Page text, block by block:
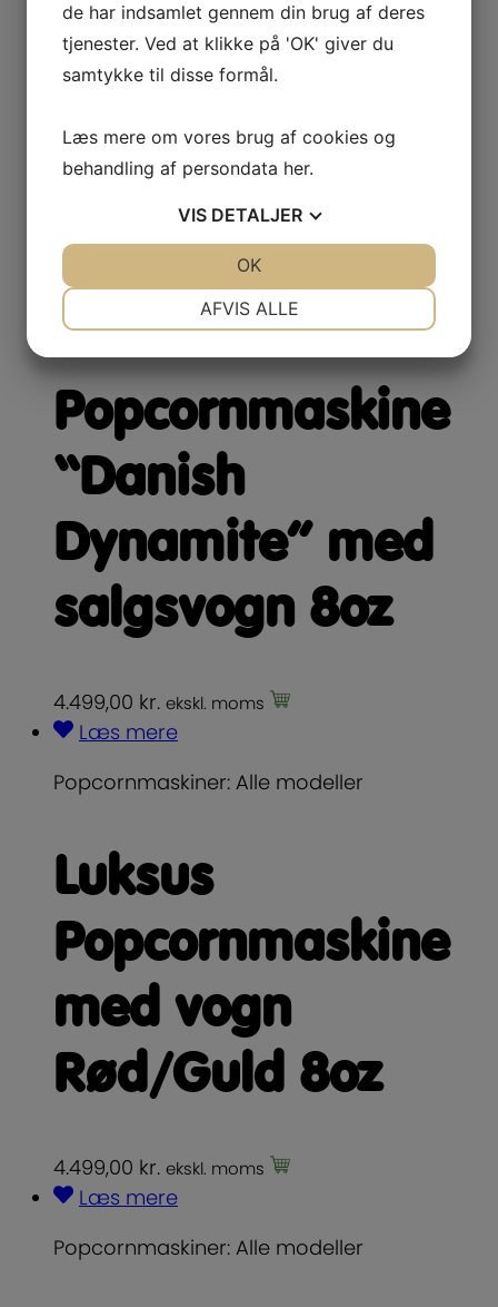
rustfri Stål
13.999,00kr. ekskl. moms
Popcornmaskiner: Alle modeller
Popcornmaskine
“Danish
Dynamite” med
salgsvogn 8oz
4.499,00 kr. ekskl. moms
Læs mere
Popcornmaskiner: Alle modeller
Luksus
Popcornmaskine
med vogn
Rød/Guld 8oz
4.499,00 kr. ekskl. moms
Læs mere
Popcornmaskiner: Alle modeller
de har indsamlet gennem din brug af deres
tjenester. Ved at klikke på 'OK' giver du
samtykke til disse formål.
Læs mere om vores brug af cookies og
behandling af persondata her.
VIS DETALJER
AFVIS ALLE
OK